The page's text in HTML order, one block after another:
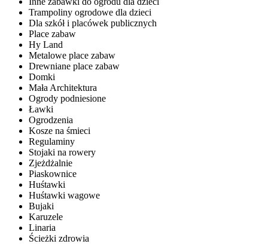
Trampoliny ogrodowe dla dzieci
Dla szkół i placówek publicznych
Place zabaw
Hy Land
Metalowe place zabaw
Drewniane place zabaw
Domki
Mała Architektura
Ogrody podniesione
Ławki
Ogrodzenia
Kosze na śmieci
Regulaminy
Stojaki na rowery
Zjeżdżalnie
Piaskownice
Huśtawki
Huśtawki wagowe
Bujaki
Karuzele
Linaria
Ścieżki zdrowia